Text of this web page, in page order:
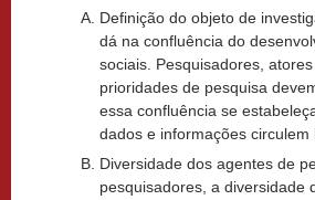
Definição do objeto de
dá na confluência do
sociais. Pesquisadores,
prioridades de pesquisa
essa confluência se
dados e informações
Diversidade dos agentes de
pesquisadores, a diversidade